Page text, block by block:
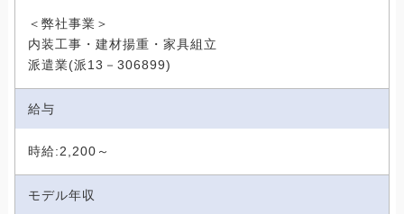
＜弊社事業＞
内装工事・建材揚重・家具組立
派遣業(派13－306899)
給与
時給:2,200～
モデル年収